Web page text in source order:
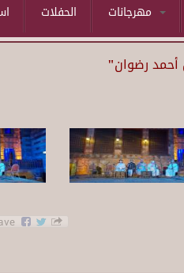
الحفلات
أحمد رضوان"